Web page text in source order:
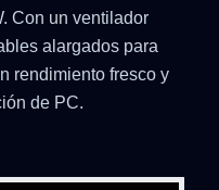
Con un ventilador
alargados para
rendimiento fresco y
de PC.